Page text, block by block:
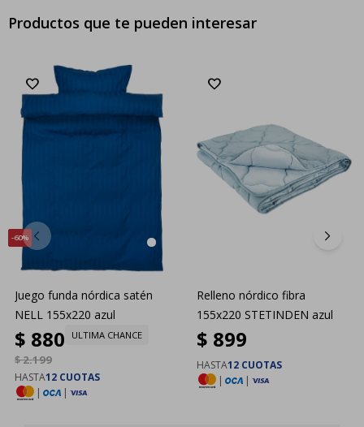
Productos que te pueden interesar
60
Juego funda nórdica satén
NELL 155x220 azul
$ 880
$2.199
ULTIMA CHANCE
HASTA12 CUOTAS
|
|
Relleno nórdico fibra
155x220 STETINDEN azul
$ 899
HASTA12 CUOTAS
|
|